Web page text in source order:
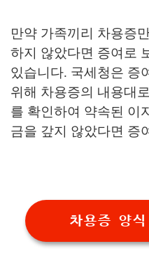
만약 가족끼리 차용증
하지 않았다면 증여로
있습니다. 국세청은 증
위해 차용증의 내용대
를 확인하여 약속된 이
금을 갚지 않았다면 증
차용증 양